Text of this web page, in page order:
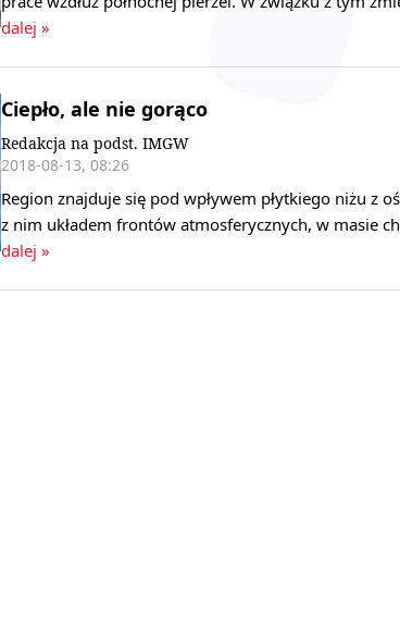
dalej »
Ciepło, ale nie gorąco
Redakcja na podst. IMGW
2018-08-13, 08:26
Region znajduje się pod wpływem płytkiego niżu z
z nim układem frontów atmosferycznych, w masie
dalej »